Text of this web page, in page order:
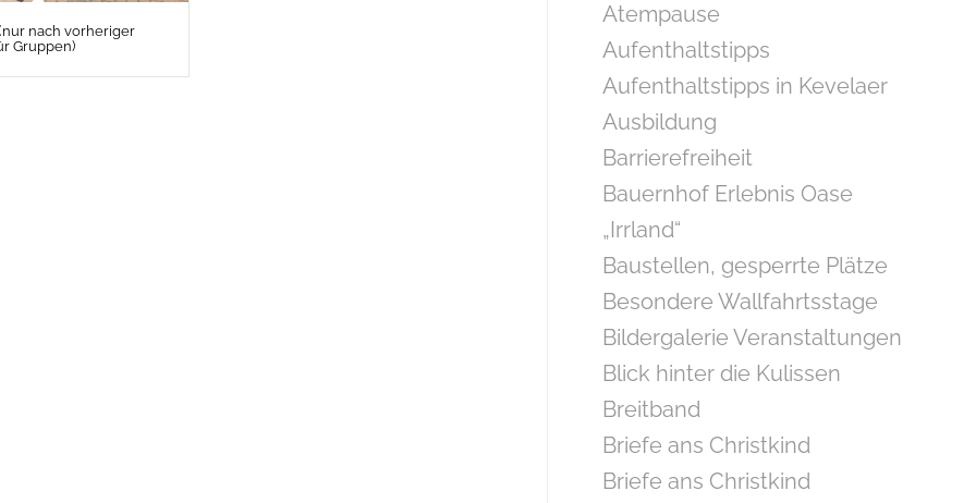
nach vorheriger
Gruppen)
Atempause
Aufenthaltstipps
Aufenthaltstipps in Kevelaer
Ausbildung
Barrierefreiheit
Bauernhof Erlebnis Oase
„Irrland“
Baustellen, gesperrte Plätze
Besondere Wallfahrtsstage
Bildergalerie Veranstaltungen
Blick hinter die Kulissen
Breitband
Briefe ans Christkind
Briefe ans Christkind